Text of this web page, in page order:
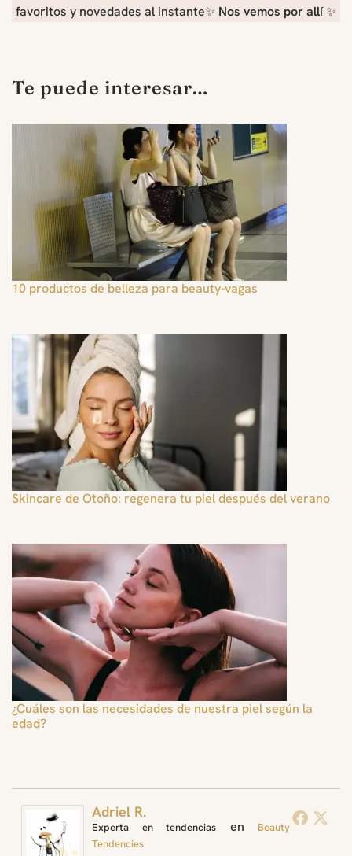
favoritos y novedades al instante✨ Nos vemos por allí✨
Te puede interesar…
10 productos de belleza para beauty-vagas
Skincare de Otoño: regenera tu piel después del verano
¿Cuáles son las necesidades de nuestra piel según la
edad?
Adriel R.
Experta en tendencias en
Beauty
Tendencies